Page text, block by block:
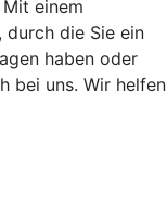
einem
die Sie ein
haben oder
bei uns. Wir helfen